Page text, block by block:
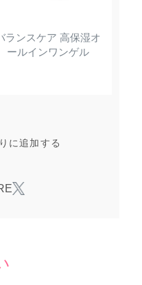
ランスケア 高保湿オ
ールインワンゲル
に追加する